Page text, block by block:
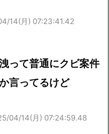
14(月) 07:23:41.42
って普通にクビ案件
言ってるけど
04/14(月) 07:24:59.48